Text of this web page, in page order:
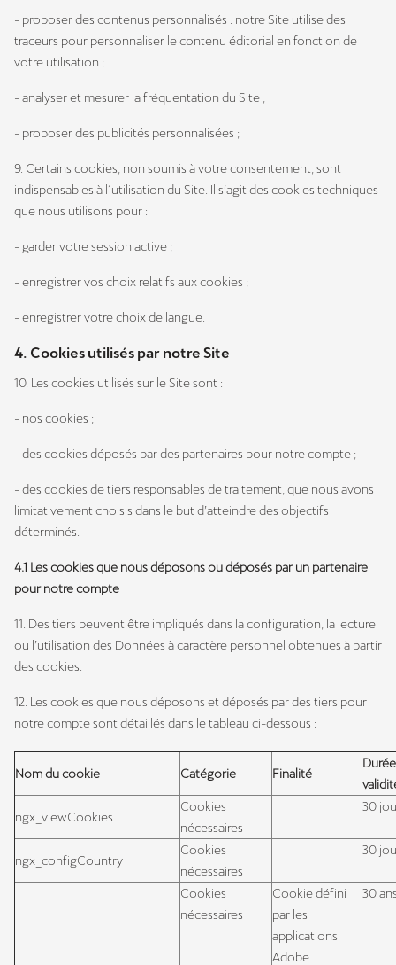
- proposer des contenus personnalisés : notre Site utilise des
traceurs pour personnaliser le contenu éditorial en fonction de
votre utilisation ;
- analyser et mesurer la fréquentation du Site ;
- proposer des publicités personnalisées ;
9. Certains cookies, non soumis à votre consentement, sont
indispensables à l´utilisation du Site. Il s’agit des cookies techniques
que nous utilisons pour :
- garder votre session active ;
- enregistrer vos choix relatifs aux cookies ;
- enregistrer votre choix de langue.
4. Cookies utilisés par notre Site
10. Les cookies utilisés sur le Site sont :
- nos cookies ;
- des cookies déposés par des partenaires pour notre compte ;
- des cookies de tiers responsables de traitement, que nous avons
limitativement choisis dans le but d’atteindre des objectifs
déterminés.
4.1 Les cookies que nous déposons ou déposés par un partenaire
pour notre compte
11. Des tiers peuvent être impliqués dans la configuration, la lecture
ou l’utilisation des Données à caractère personnel obtenues à partir
des cookies.
12. Les cookies que nous déposons et déposés par des tiers pour
notre compte sont détaillés dans le tableau ci-dessous :
Nom du cookie Catégorie Finalité
ngx_viewCookies
Cookies
nécessaires
30
ngx_configCountry
Cookies
nécessaires
30
Cookies
nécessaires
Cookie défini
par les
applications
Adobe
30